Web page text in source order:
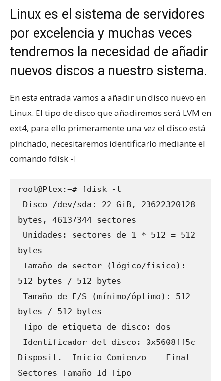
Linux es el sistema de servidores
por excelencia y muchas veces
tendremos la necesidad de añadir
nuevos discos a nuestro sistema.
En esta entrada vamos a añadir un disco nuevo en
Linux. El tipo de disco que añadiremos será LVM en
ext4, para ello primeramente una vez el disco está
pinchado, necesitaremos identificarlo mediante el
comando fdisk -l
root@Plex:~# fdisk -l
bytes, 46137344 sectores
bytes
512 bytes / 512 bytes
bytes / 512 bytes
Disposit.  Inicio Comienzo    Final
Sectores Tamaño Id Tipo